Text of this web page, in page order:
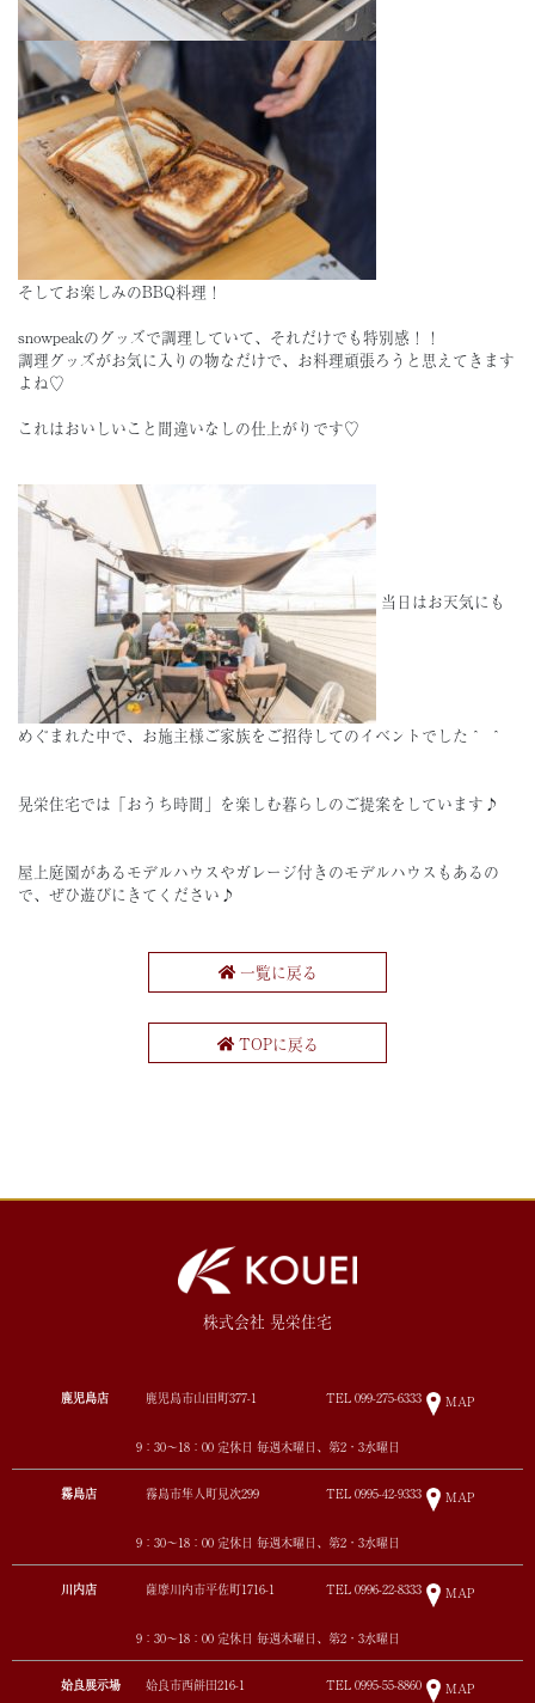
そしてお楽しみのBBQ料理！
snowpeakのグッズで調理していて、それだけでも特別感！！
調理グッズがお気に入りの物なだけで、お料理頑張ろうと思えてきます
よね♡
これはおいしいこと間違いなしの仕上がりです♡
当日はお天気にも
めぐまれた中で、お施主様ご家族をご招待してのイベントでした＾ ＾
晃栄住宅では「おうち時間」を楽しむ暮らしのご提案をしています♪
屋上庭園があるモデルハウスやガレージ付きのモデルハウスもあるの
で、ぜひ遊びにきてください♪
一覧に戻る
TOPに戻る
株式会社 晃栄住宅
鹿児島店 鹿児島市山田町377-1 TEL 099-275-6333 MAP
9：30～18：00 定休日 毎週木曜日、第2・3水曜日
霧島店 霧島市隼人町見次299 TEL 0995-42-9333 MAP
9：30～18：00 定休日 毎週木曜日、第2・3水曜日
川内店 薩摩川内市平佐町1716-1 TEL 0996-22-8333 MAP
9：30～18：00 定休日 毎週木曜日、第2・3水曜日
姶良展示場 姶良市西餅田216-1 TEL 0995-55-8860 MAP